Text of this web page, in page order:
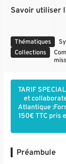
Savoir utiliser
Thématiques
Collections
TARIF
et
Atlantique
150€ TTC pris
Préambule